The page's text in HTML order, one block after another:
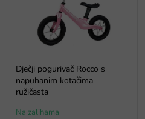
Dječji pogurivač Rocco s
napuhanim kotačima
ružičasta
Na zalihama